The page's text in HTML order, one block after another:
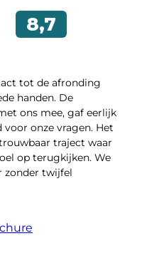
tot de afronding
handen. De
ons mee, gaf eerlijk
onze vragen. Het
traject waar
op terugkijken. We
zonder twijfel